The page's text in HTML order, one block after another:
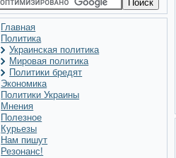
Главная
Политика
Украинская политика
Мировая политика
Политики бредят
Экономика
Политики Украины
Мнения
Полезное
Курьезы
Нам пишут
Резонанс!